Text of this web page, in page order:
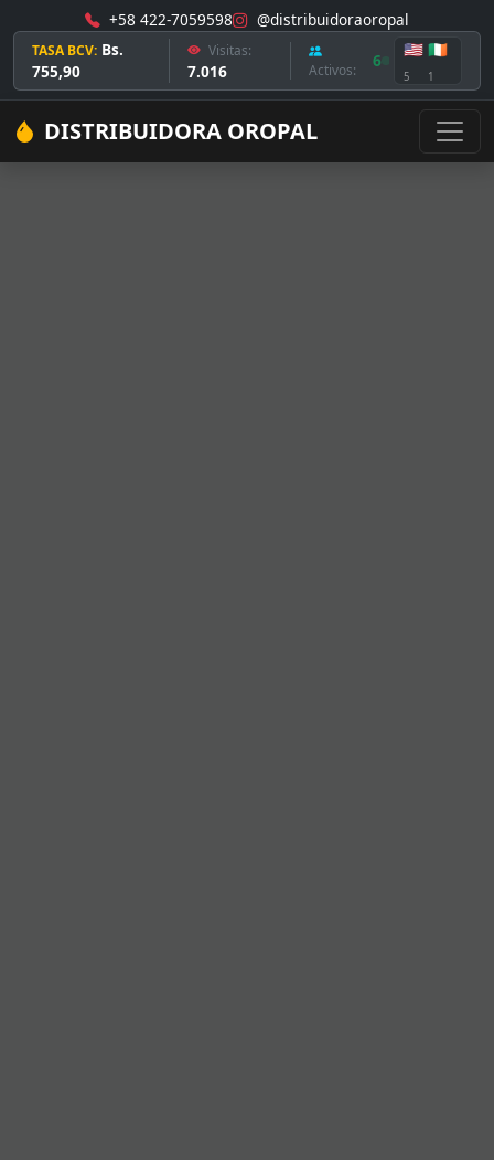
+58 422-7059598 @distribuidoraoropal
TASA BCV: Bs.
755,90
Visitas:
7.016 Activos: 6
🇺🇸
5
🇮🇪
1
DISTRIBUIDORA OROPAL